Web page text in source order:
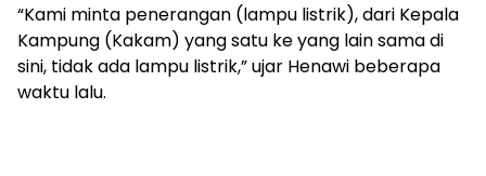
“Kami minta penerangan (lampu listrik), dari Kepala
Kampung (Kakam) yang satu ke yang lain sama di
sini, tidak ada lampu listrik,” ujar Henawi beberapa
waktu lalu.